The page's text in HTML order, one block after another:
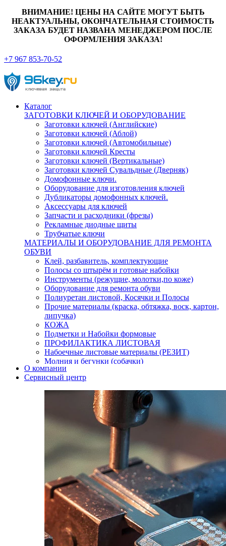
ВНИМАНИЕ! ЦЕНЫ НА САЙТЕ МОГУТ БЫТЬ
НЕАКТУАЛЬНЫ, ОКОНЧАТЕЛЬНАЯ СТОИМОСТЬ
ЗАКАЗА БУДЕТ НАЗВАНА МЕНЕДЖЕРОМ ПОСЛЕ
ОФОРМЛЕНИЯ ЗАКАЗА!
+7 967 853-70-52
Каталог
ЗАГОТОВКИ КЛЮЧЕЙ И ОБОРУДОВАНИЕ
Заготовки ключей (Английские)
Заготовки ключей (Аблой)
Заготовки ключей (Автомобильные)
Заготовки ключей Кресты
Заготовки ключей (Вертикальные)
Заготовки ключей Сувальдные (Дверняк)
Домофонные ключи.
Оборудование для изготовления ключей
Дубликаторы домофонных ключей.
Аксессуары для ключей
Запчасти и расходники (фрезы)
Рекламные диодные щиты
Трубчатые ключи
МАТЕРИАЛЫ И ОБОРУДОВАНИЕ ДЛЯ РЕМОНТА
ОБУВИ
Клей, разбавитель, комплектующие
Полосы со штырём и готовые набойки
Инструменты (режущие, молотки,по коже)
Оборудование для ремонта обуви
Полиуретан листовой, Косячки и Полосы
Прочие материалы (краска, обтяжка, воск, картон,
липучка)
КОЖА
Подметки и Набойки формовые
ПРОФИЛАКТИКА ЛИСТОВАЯ
Набоечные листовые материалы (РЕЗИТ)
Молния и бегунки (собачки)
Нитки,иглы-шило,крючки.
Уход и косметика для обуви
Кнопки (магнитые,кобурные)
Пряжки для ремня
О компании
Сервисный центр